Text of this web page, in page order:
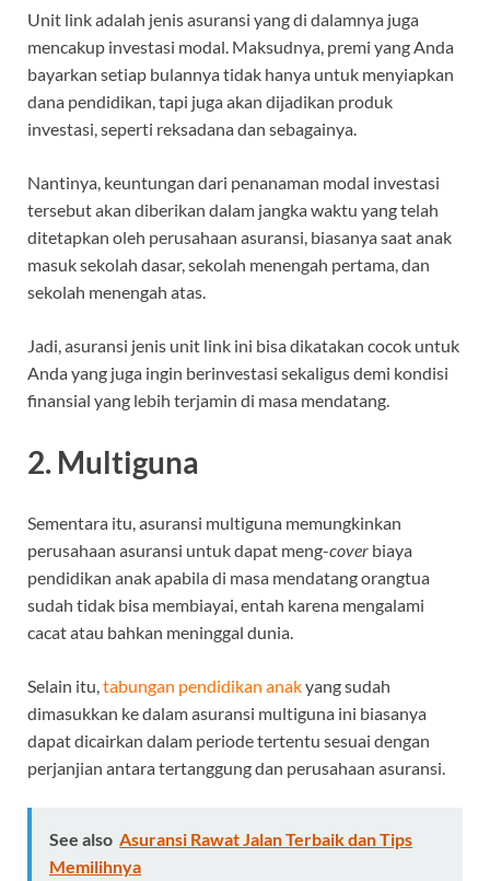
Unit link adalah jenis asuransi yang di dalamnya juga
mencakup investasi modal. Maksudnya, premi yang Anda
bayarkan setiap bulannya tidak hanya untuk menyiapkan
dana pendidikan, tapi juga akan dijadikan produk
investasi, seperti reksadana dan sebagainya.
Nantinya, keuntungan dari penanaman modal investasi
tersebut akan diberikan dalam jangka waktu yang telah
ditetapkan oleh perusahaan asuransi, biasanya saat anak
masuk sekolah dasar, sekolah menengah pertama, dan
sekolah menengah atas.
Jadi, asuransi jenis unit link ini bisa dikatakan cocok untuk
Anda yang juga ingin berinvestasi sekaligus demi kondisi
finansial yang lebih terjamin di masa mendatang.
2. Multiguna
Sementara itu, asuransi multiguna memungkinkan
perusahaan asuransi untuk dapat meng-cover biaya
pendidikan anak apabila di masa mendatang orangtua
sudah tidak bisa membiayai, entah karena mengalami
cacat atau bahkan meninggal dunia.
Selain itu,tabungan pendidikan anakyang sudah
dimasukkan ke dalam asuransi multiguna ini biasanya
dapat dicairkan dalam periode tertentu sesuai dengan
perjanjian antara tertanggung dan perusahaan asuransi.
See also Asuransi Rawat Jalan Terbaik dan Tips
Memilihnya